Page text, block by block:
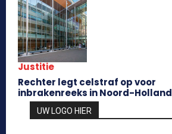
Justitie
Rechter legt celstraf op voor
inbrakenreeks in Noord-Holland
UW LOGO HIER